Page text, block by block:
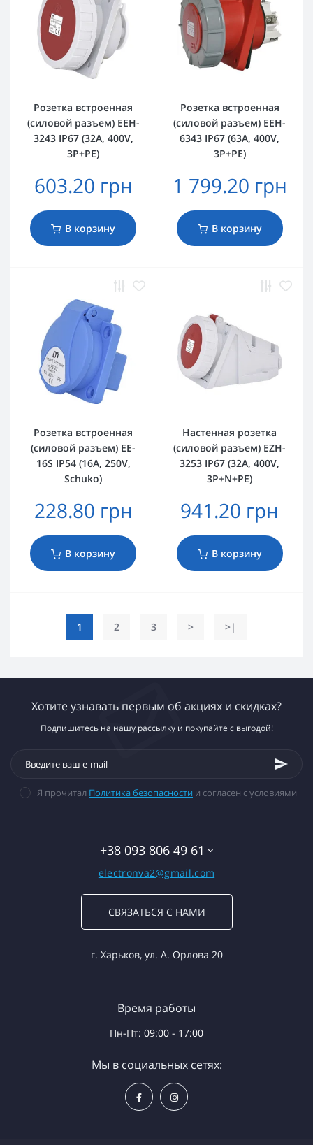
Розетка встроенная
(силовой разъем) EEH-
3243 IP67 (32A, 400V,
3P+PE)
603.20 грн
В корзину
Розетка встроенная
(силовой разъем) EEH-
6343 IP67 (63A, 400V,
3P+PE)
1 799.20 грн
В корзину
Розетка встроенная
(силовой разъем) EE-
16S IP54 (16A, 250V,
Schuko)
228.80 грн
В корзину
Настенная розетка
(силовой разъем) EZH-
3253 IP67 (32A, 400V,
3P+N+PE)
941.20 грн
В корзину
1 2 3 > >|
Хотите узнавать первым об акциях и скидках?
Подпишитесь на нашу рассылку и покупайте с выгодой!
Я прочитал Политика безопасности и согласен с условиями
+38 093 806 49 61
electronva2@gmail.com
СВЯЗАТЬСЯ С НАМИ
г. Харьков, ул. А. Орлова 20
Время работы
Пн-Пт: 09:00 - 17:00
Мы в социальных сетях: